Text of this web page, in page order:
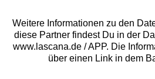
Weitere Informationen zu den
diese Partner findest Du in der
www.lascana.de / APP. Die
über einen Link in dem